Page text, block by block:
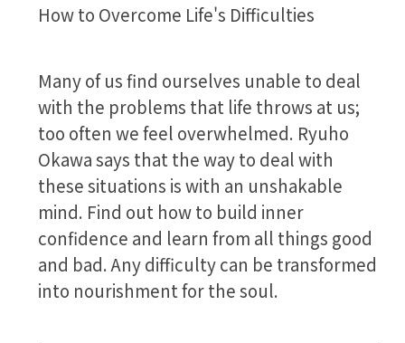
How to Overcome Life's Difficulties
Many of us find ourselves unable to deal
with the problems that life throws at us;
too often we feel overwhelmed. Ryuho
Okawa says that the way to deal with
these situations is with an unshakable
mind. Find out how to build inner
confidence and learn from all things good
and bad. Any difficulty can be transformed
into nourishment for the soul.